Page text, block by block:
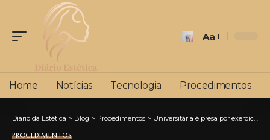
Font
Aa
Home Notícias Tecnologia Procedimentos
Diário da Estética > Blog > Procedimentos > Universitária é presa por exercício ilegal da profissão; estudante fazia procedimentos estéticos sem autorização
PROCEDIMENTOS